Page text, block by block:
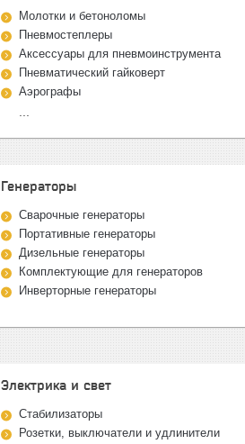
Молотки и бетоноломы
Пневмостеплеры
Аксессуары для пневмоинструмента
Пневматический гайковерт
Аэрографы
Генераторы
Сварочные генераторы
Портативные генераторы
Дизельные генераторы
Комплектующие для генераторов
Инверторные генераторы
Электрика и свет
Стабилизаторы
Розетки, выключатели и удлинители